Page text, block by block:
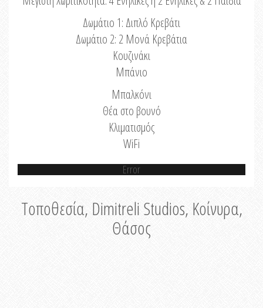
Δωμάτιο 1: Διπλό Κρεβάτι
Δωμάτιο 2: 2 Μονά Κρεβάτια
Κουζινάκι
Μπάνιο
Μπαλκόνι
Θέα στο βουνό
Κλιματισμός
WiFi
Error
Τοποθεσία, Dimitreli Studios, Κοίνυρα,
Θάσος